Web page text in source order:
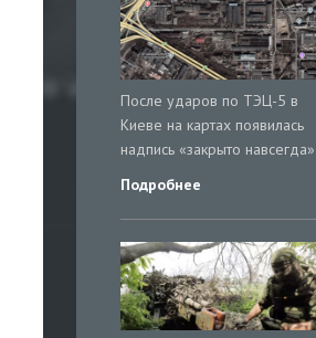
После ударов по ТЭЦ-5 в
Киеве на картах появилась
надпись «закрыто навсегда»
Подробнее